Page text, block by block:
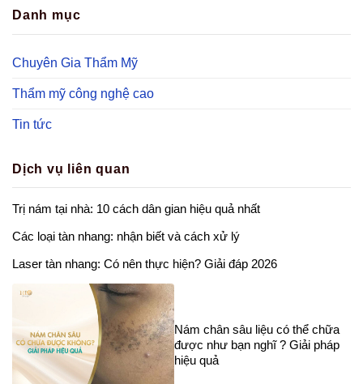
Danh mục
Chuyên Gia Thẩm Mỹ
Thẩm mỹ công nghệ cao
Tin tức
Dịch vụ liên quan
Trị nám tại nhà: 10 cách dân gian hiệu quả nhất
Các loại tàn nhang: nhận biết và cách xử lý
Laser tàn nhang: Có nên thực hiện? Giải đáp 2026
Nám chân sâu liệu có thể chữa
được như bạn nghĩ ? Giải pháp
hiệu quả